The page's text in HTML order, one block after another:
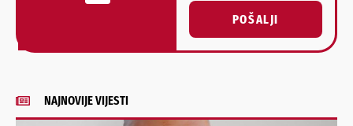
POŠALJI
Alternative:
NAJNOVIJE VIJESTI